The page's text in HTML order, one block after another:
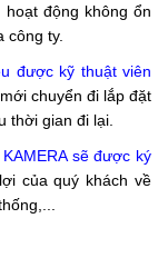
hoạt động không ổn
công ty.
được kỹ thuật viên
chuyển đi lắp đặt
thời gian đi lại.
sẽ được ký
của quý khách về